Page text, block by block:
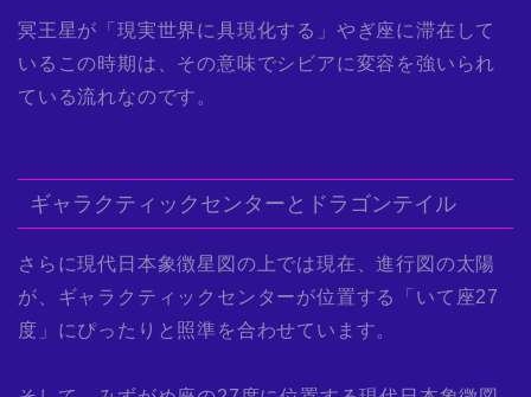
冥王星が「現実世界に具現化する」やぎ座に滞在して
いるこの時期は、その意味でシビアに変容を強いられ
ている流れなのです。
ギャラクティックセンターとドラゴンテイル
さらに現代日本象徴星図の上では現在、進行図の太陽
が、ギャラクティックセンターが位置する「いて座27
度」にぴったりと照準を合わせています。